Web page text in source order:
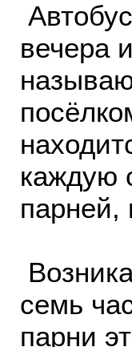
вечера
каждую
парней,
семь
парни